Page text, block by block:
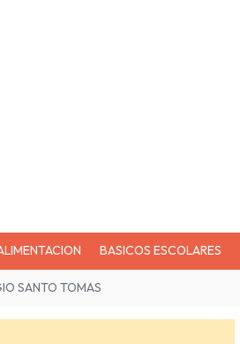
BASICOS ESCOLARES
SANTO TOMAS